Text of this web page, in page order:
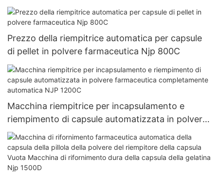
Prezzo della riempitrice automatica per capsule
di pellet in polvere farmaceutica Njp 800C
Macchina riempitrice per incapsulamento e
riempimento di capsule automatizzata in polvere
farmaceutica completamente automatica NJP
1200C